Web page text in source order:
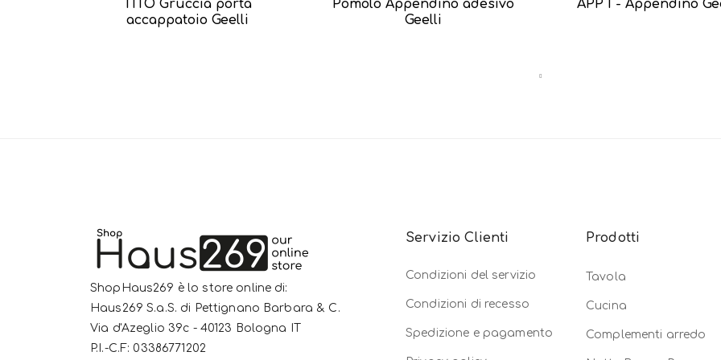
TITO Gruccia porta
accappatoio Geelli
Pomolo Appendino adesivo
Geelli
APP I - Appendino
ShopHaus269 è lo store online di:
Haus269 S.a.S. di Pettignano Barbara & C.
Via d'Azeglio 39c - 40123 Bologna IT
P.I.-C.F: 03386771202
Servizio Clienti
Condizioni del servizio
Condizioni di recesso
Spedizione e pagamento
Prodotti
Tavola
Cucina
Complementi arredo